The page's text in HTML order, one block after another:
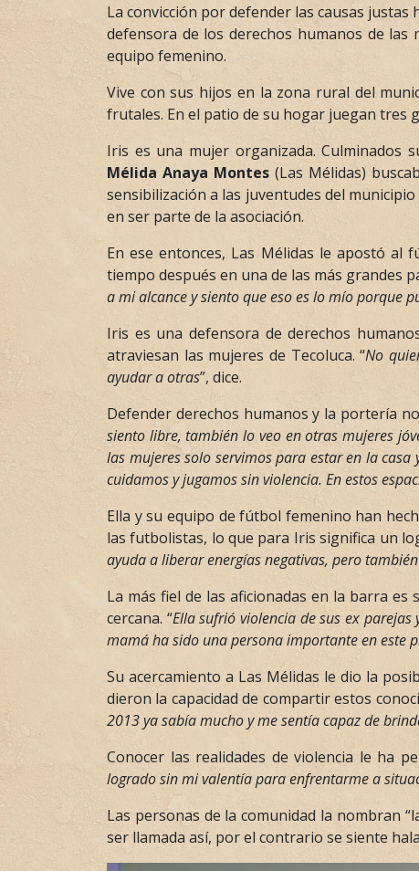
La convicción por defender las causas
defensora de los derechos humanos de
equipo femenino.
Vive con sus hijos en la zona rural del
frutales. En el patio de su hogar juegan tres
Iris es una mujer organizada. Culminados
Mélida Anaya Montes(Las Mélidas)
sensibilización a las juventudes del
en ser parte de la asociación.
En ese entonces, Las Mélidas le apostó al
tiempo después en una de las más grandes
a mi alcance y siento que eso es lo mío porque
Iris es una defensora de derechos
atraviesan las mujeres de Tecoluca. “No
ayudar a otras”, dice.
Defender derechos humanos y la portería
siento libre, también lo veo en otras mujeres
las mujeres solo servimos para estar en la
cuidamos y jugamos sin violencia. En estos
Ella y su equipo de fútbol femenino han
las futbolistas, lo que para Iris significa un
ayuda a liberar energías negativas, pero
La más fiel de las aficionadas en la barra
cercana. “Ella sufrió violencia de sus ex
mamá ha sido una persona importante en este
Su acercamiento a Las Mélidas le dio la
dieron la capacidad de compartir estos
2013 ya sabía mucho y me sentía capaz de
Conocer las realidades de violencia le ha
logrado sin mi valentía para enfrentarme a
Las personas de la comunidad la nombran
ser llamada así, por el contrario se siente